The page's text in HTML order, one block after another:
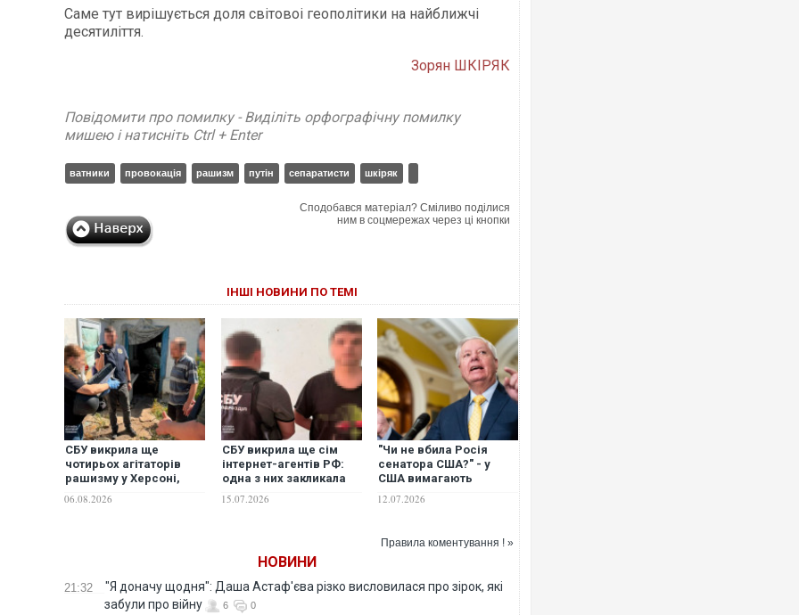
Саме тут вирішується доля світовоі геополітики на найближчі
десятиліття.
Зорян ШКІРЯК
Повідомити про помилку - Виділіть орфографічну помилку
мишею і натисніть Ctrl + Enter
ватники провокація рашизм путін сепаратисти шкіряк
Сподобався матеріал? Сміливо поділися
ним в соцмережах через ці кнопки
ІНШІ НОВИНИ ПО ТЕМІ
СБУ викрила ще
чотирьох агітаторів
рашизму у Херсоні,
Сумщині
06.08.2026
СБУ викрила ще сім
інтернет-агентів РФ:
одна з них закликала
квартал у Києві
15.07.2026
"Чи не вбила Росія
сенатора США?" - у
США вимагають
експертизи після
12.07.2026
Правила коментування ! »
НОВИНИ
21:32
"Я доначу щодня": Даша Астаф'єва різко висловилася про зірок, які
забули про війну
6 0
Росія атакувала Суми
торговельний центр,